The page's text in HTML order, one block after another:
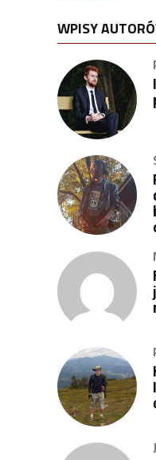
WPISY